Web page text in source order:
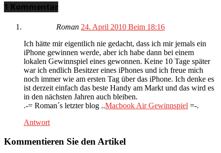
1 Kommentar
Roman 24. April 2010 Beim 18:16
Ich hätte mir eigentlich nie gedacht, dass ich mir jemals ein
iPhone gewinnen werde, aber ich habe dann bei einem
lokalen Gewinnspiel eines gewonnen. Keine 10 Tage später
war ich endlich Besitzer eines iPhones und ich freue mich
noch immer wie am ersten Tag über das iPhone. Ich denke es
ist derzeit einfach das beste Handy am Markt und das wird es
in den nächsten Jahren auch bleiben.
.-= Roman´s letzter blog ..Macbook Air Gewinnspiel =-.
Antwort
Kommentieren Sie den Artikel